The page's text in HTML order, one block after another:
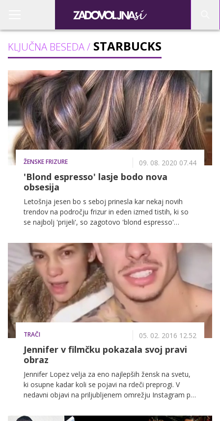
KLJUČNA BESEDA / STARBUCKS
ŽENSKE FRIZURE 09. 08. 2020 07.44
'Blond espresso' lasje bodo nova
obsesija
Letošnja jesen bo s seboj prinesla kar nekaj novih
trendov na področju frizur in eden izmed tistih, ki so
se najbolj 'prijeli', so zagotovo 'blond espresso'
odtenkov, ki spominjajo na kombinacijo kave in
mleka.
TRAČI 05. 02. 2016 12.52
Jennifer v filmčku pokazala svoj pravi
obraz
Jennifer Lopez velja za eno najlepših žensk na svetu,
ki osupne kadar koli se pojavi na rdeči preprogi. V
nedavni objavi na priljubljenem omrežju Instagram pa
obrazu ni niti kančka ličil.